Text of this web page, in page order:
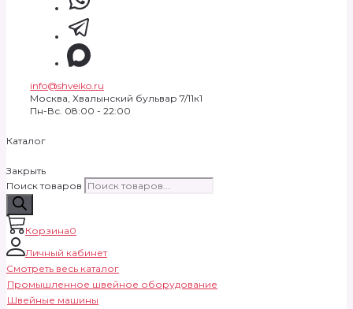
info@shveiko.ru
Москва, Хвалынский бульвар 7/11к1
Пн-Вс. 08:00 - 22:00
Каталог
Закрыть
Поиск товаров
Корзина0
Личный кабинет
Смотреть весь каталог
Промышленное швейное оборудование
Швейные машины